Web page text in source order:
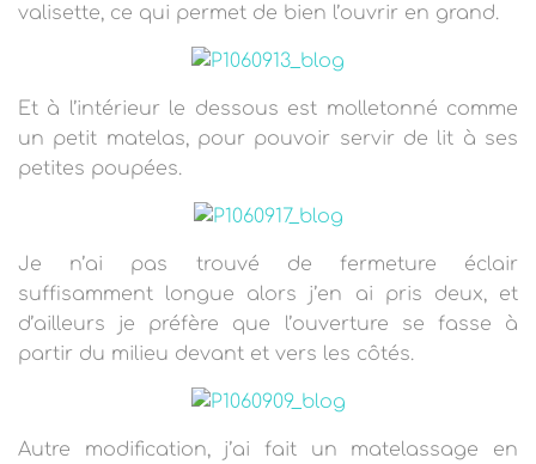
valisette, ce qui permet de bien l’ouvrir en grand.
Et à l’intérieur le dessous est molletonné comme
un petit matelas, pour pouvoir servir de lit à ses
petites poupées.
Je n’ai pas trouvé de fermeture éclair
suffisamment longue alors j’en ai pris deux, et
d’ailleurs je préfère que l’ouverture se fasse à
partir du milieu devant et vers les côtés.
Autre modification, j’ai fait un matelassage en